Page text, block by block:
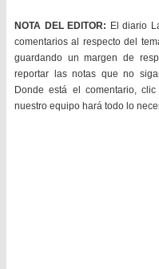
NOTA DEL EDITOR: El diario
comentarios al respecto del
guardando un margen de
reportar las notas que no
Donde está el comentario,
nuestro equipo hará todo lo